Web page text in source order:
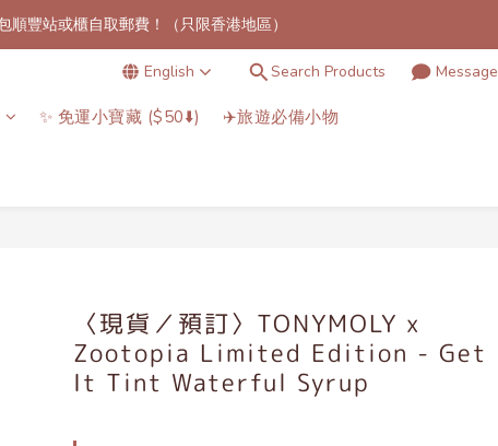
順豐站或櫃自取郵費！（只限香港地區）
等於 HKD$1 的積分，下次消費可用～
工作天內到港！✈️（除了個別官方特定發貨時間產品）
順豐站或櫃自取郵費！（只限香港地區）
English Search Products Message
✨ 免運小寶藏 ($50⬇️) ✈️旅遊必備小物
〈現貨／預訂〉TONYMOLY x
Zootopia Limited Edition - Get
It Tint Waterful Syrup